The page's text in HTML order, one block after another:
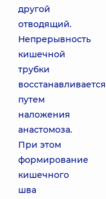
другой
отводящий.
Непрерывность
кишечной
трубки
восстанавливается
путем
наложения
анастомоза.
При этом
формирование
кишечного
шва